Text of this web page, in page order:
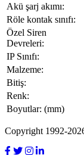
Akü şarj akımı:
Röle kontak sınıfı:
Özel Siren
Devreleri:
IP Sınıfı:
Malzeme:
Bitiş:
Renk:
Boyutlar: (mm)
Copyright 1992-